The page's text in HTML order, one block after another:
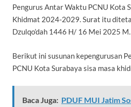
Pengurus Antar Waktu PCNU Kota
Khidmat 2024-2029. Surat itu
Dzulqo’dah 1446 H/ 16 Mei 2025 M.
Berikut ini susunan kepengurusan
PCNU Kota Surabaya sisa masa
Baca Juga: PDUF MUI Jatim